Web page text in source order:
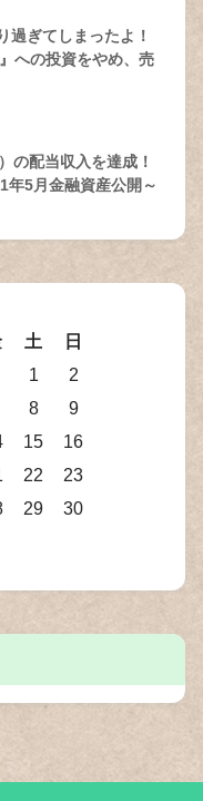
過ぎてしまったよ！
への投資をやめ、売
の配当収入を達成！
年5月金融資産公開～
土
日
1
2
8
9
15
16
22
23
29
30